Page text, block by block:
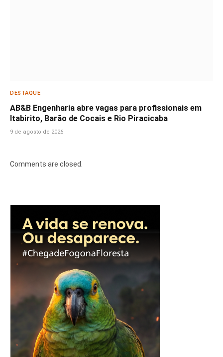
DESTAQUE
AB&B Engenharia abre vagas para profissionais em
Itabirito, Barão de Cocais e Rio Piracicaba
9 de agosto de 2026
Comments are closed.